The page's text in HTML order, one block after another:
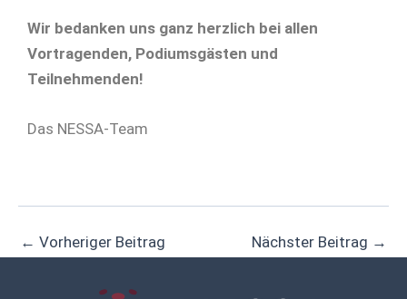
Wir bedanken uns ganz herzlich bei allen
Vortragenden, Podiumsgästen und
Teilnehmenden!
Das NESSA-Team
← Vorheriger Beitrag Nächster Beitrag →